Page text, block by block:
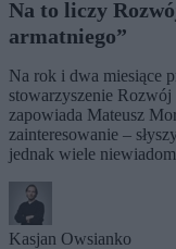
Na to liczy
armatniego”
Na rok i dwa miesiące
stowarzyszenie
zapowiada Mateusz
zainteresowanie –
jednak wiele
Kasjan Owsianko